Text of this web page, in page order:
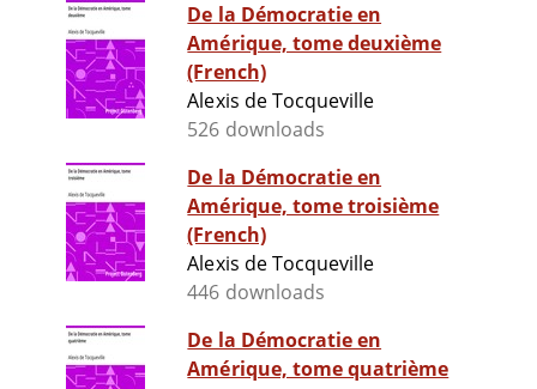
De la Démocratie en
Amérique, tome deuxième
(French)
Alexis de Tocqueville
526 downloads
De la Démocratie en
Amérique, tome troisième
(French)
Alexis de Tocqueville
446 downloads
De la Démocratie en
Amérique, tome quatrième